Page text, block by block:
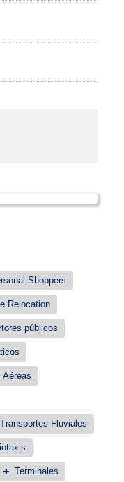
Shoppers
Relocation
públicos
Aéreas
Transportes Fluviales
Terminales